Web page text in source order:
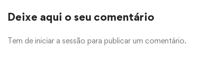
Deixe aqui o seu comentário
Tem de iniciar a sessão para publicar um comentário.